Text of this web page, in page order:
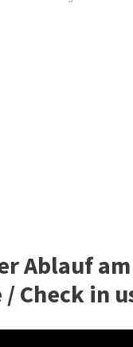
Ablauf
Check in